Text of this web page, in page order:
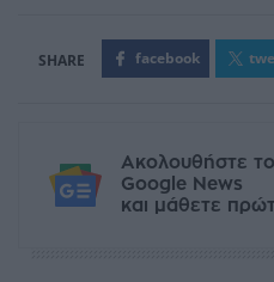
facebook
Ακολουθήστε
Google News
και μάθετε